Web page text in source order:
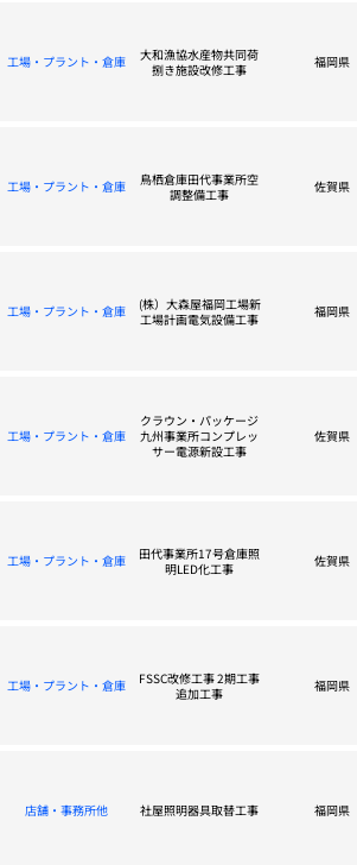
工場・プラント・倉庫
大和漁協水産物共同荷
捌き施設改修工事
福岡県
工場・プラント・倉庫
鳥栖倉庫田代事業所空
調整備工事
佐賀県
工場・プラント・倉庫
(株）大森屋福岡工場新
工場計画電気設備工事
福岡県
工場・プラント・倉庫
クラウン・パッケージ
九州事業所コンプレッ
サー電源新設工事
佐賀県
工場・プラント・倉庫
田代事業所17号倉庫照
明LED化工事
佐賀県
工場・プラント・倉庫
FSSC改修工事 2期工事
追加工事
福岡県
店舗・事務所他 社屋照明器具取替工事 福岡県